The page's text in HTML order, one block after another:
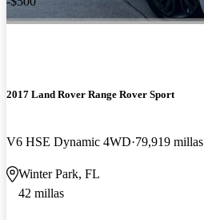
2017 Land Rover Range Rover Sport
V6 HSE Dynamic 4WD 79,919 millas
Winter Park, FL
42 millas